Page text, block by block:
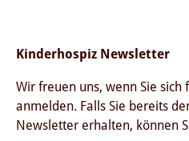
Kinderhospiz Newsletter
Wir freuen uns, wenn Sie
anmelden. Falls Sie bereits
Newsletter erhalten, können